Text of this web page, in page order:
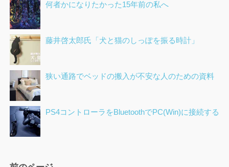
何者かになりたかった15年前の私へ
藤井啓太郎氏「犬と猫のしっぽを振る時計」
狭い通路でベッドの搬入が不安な人のための資料
PS4コントローラをBluetoothでPC(Win)に接続する